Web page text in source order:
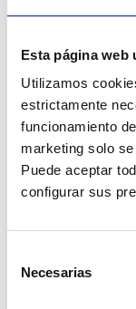
Esta página web
Utilizamos
estrictamente
funcionamiento
marketing solo
Puede aceptar
configurar sus
Necesarias